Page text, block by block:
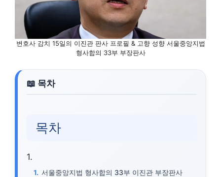
변호사 감치 15일의 이진관 판사 프로필 & 고향 성향 서울중앙지법
형사합의 33부 부장판사
목차
서울중앙지법 형사합의 33부 이진관 부장판사